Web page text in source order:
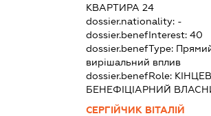
КВАРТИРА 24
dossier.nationality: -
dossier.benefInterest: 40
dossier.benefType:
вирішальний вплив
dossier.benefRole:
БЕНЕФІЦІАРНИЙ
СЕРГІЙЧИК ВІТАЛІЙ